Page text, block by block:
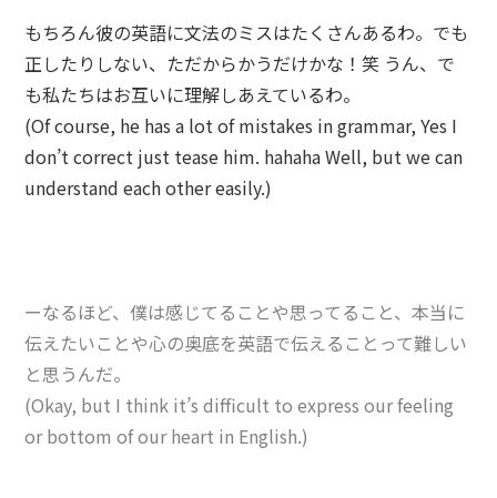
もちろん彼の英語に文法のミスはたくさんあるわ。でも
正したりしない、ただからかうだけかな！笑 うん、で
も私たちはお互いに理解しあえているわ。
(Of course, he has a lot of mistakes in grammar, Yes I
don’t correct just tease him. hahaha Well, but we can
understand each other easily.)
ーなるほど、僕は感じてることや思ってること、本当に
伝えたいことや心の奥底を英語で伝えることって難しい
と思うんだ。
(Okay, but I think it’s difficult to express our feeling
or bottom of our heart in English.)